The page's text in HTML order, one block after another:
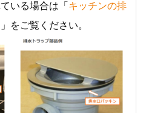
いる場合は「 キッチンの排
」をご覧ください。